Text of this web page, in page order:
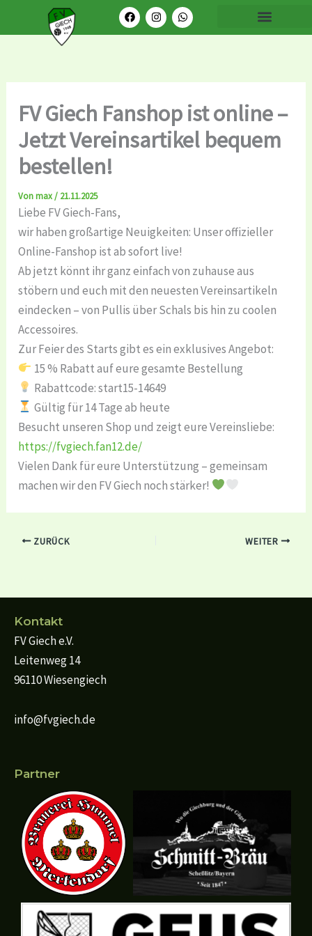
Menü
F
a
c
k
I
n
s
a
W
h
a
p
FV Giech Fanshop ist online –
Jetzt Vereinsartikel bequem
bestellen!
Vonmax/ 21.11.2025
Liebe FV Giech-Fans,
wir haben großartige Neuigkeiten: Unser offizieller
Online-Fanshop ist ab sofort live!
Ab jetzt könnt ihr ganz einfach von zuhause aus
stöbern und euch mit den neuesten Vereinsartikeln
eindecken – von Pullis über Schals bis hin zu coolen
Accessoires.
Zur Feier des Starts gibt es ein exklusives Angebot:
15 % Rabatt auf eure gesamte Bestellung
Rabattcode: start15-14649
Gültig für 14 Tage ab heute
Besucht unseren Shop und zeigt eure Vereinsliebe:
https://fvgiech.fan12.de/
Vielen Dank für eure Unterstützung – gemeinsam
machen wir den FV Giech noch stärker!
ZURÜCK WEITER
Kontakt
FV Giech e.V.
Leitenweg 14
96110 Wiesengiech
info@fvgiech.de
Partner